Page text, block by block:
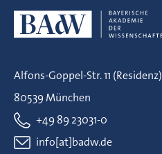
Alfons-Goppel-Str. 11 (Residenz)
80539 München
+49 89 23031-0
info[at]badw.de